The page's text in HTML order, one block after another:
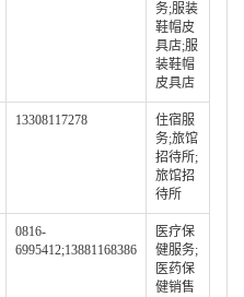
务;服装
鞋帽皮
具店;服
装鞋帽
皮具店
13308117278
住宿服
务;旅馆
招待所;
旅馆招
待所
0816-
6995412;13881168386
医疗保
健服务;
医药保
健销售